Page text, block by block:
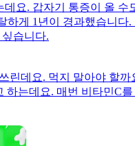
요. 갑자기 통증이 올 수
하게 1년이 경과했습니
습니다.
린데요. 먹지 말아야 할까
하는데요. 매번 비타민C